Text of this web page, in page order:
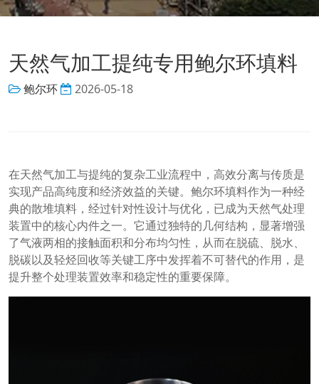
天然气加工提纯专用鲍尔环填料
鲍尔环 2026-05-18
在天然气加工与提纯的复杂工业流程中，高效分离与传质是
实现产品高纯度和经济效益的关键。鲍尔环填料作为一种经
典的散堆填料，经过针对性设计与优化，已成为天然气处理
装置中的核心内件之一。它通过独特的几何结构，显著增强
了气液两相的接触面积和分布均匀性，从而在脱硫、脱水、
脱碳以及轻烃回收等关键工序中发挥着不可替代的作用，是
提升整个处理装置效率和稳定性的重要保障。